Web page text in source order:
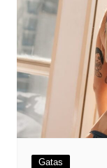
Gatas